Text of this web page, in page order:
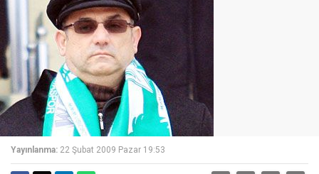
Yayınlanma: 22 Şubat 2009 Pazar 19:53